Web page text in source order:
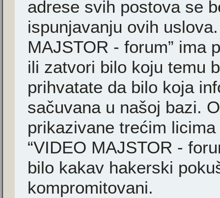
adrese svih postova se
ispunjavanju ovih
MAJSTOR - forum” ima
ili zatvori bilo koju temu
prihvatate da bilo koja
sačuvana u našoj bazi.
prikazivane trećim
“VIDEO MAJSTOR -
bilo kakav hakerski
kompromitovani.